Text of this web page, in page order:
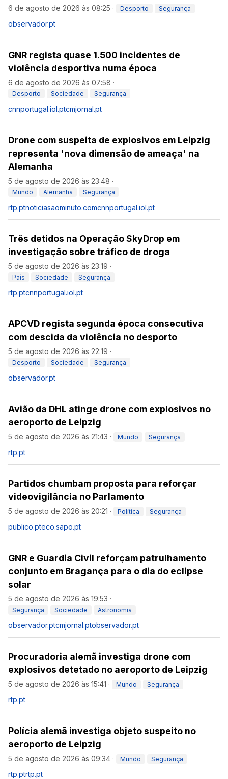
6 de agosto de 2026 às 08:25 · Desporto Segurança
observador.pt
GNR regista quase 1.500 incidentes de
violência desportiva numa época
6 de agosto de 2026 às 07:58 ·
Desporto Sociedade Segurança
cnnportugal.iol.ptcmjornal.pt
Drone com suspeita de explosivos em Leipzig
representa 'nova dimensão de ameaça' na
Alemanha
5 de agosto de 2026 às 23:48 ·
Mundo Alemanha Segurança
rtp.ptnoticiasaominuto.comcnnportugal.iol.pt
Três detidos na Operação SkyDrop em
investigação sobre tráfico de droga
5 de agosto de 2026 às 23:19 ·
País Sociedade Segurança
rtp.ptcnnportugal.iol.pt
APCVD regista segunda época consecutiva
com descida da violência no desporto
5 de agosto de 2026 às 22:19 ·
Desporto Sociedade Segurança
observador.pt
Avião da DHL atinge drone com explosivos no
aeroporto de Leipzig
5 de agosto de 2026 às 21:43 · Mundo Segurança
rtp.pt
Partidos chumbam proposta para reforçar
videovigilância no Parlamento
5 de agosto de 2026 às 20:21 · Política Segurança
publico.pteco.sapo.pt
GNR e Guardia Civil reforçam patrulhamento
conjunto em Bragança para o dia do eclipse
solar
5 de agosto de 2026 às 19:53 ·
Segurança Sociedade Astronomia
observador.ptcmjornal.ptobservador.pt
Procuradoria alemã investiga drone com
explosivos detetado no aeroporto de Leipzig
5 de agosto de 2026 às 15:41 · Mundo Segurança
rtp.pt
Polícia alemã investiga objeto suspeito no
aeroporto de Leipzig
5 de agosto de 2026 às 09:34 · Mundo Segurança
rtp.ptrtp.pt